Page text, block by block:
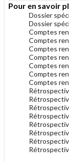
Pour en savoir
Dossier
Dossier
Comptes
Comptes
Comptes
Comptes
Comptes
Comptes
Comptes